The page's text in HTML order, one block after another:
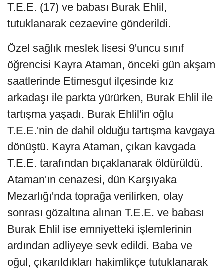
T.E.E. (17) ve babası Burak Ehlil,
tutuklanarak cezaevine gönderildi.
Özel sağlık meslek lisesi 9'uncu sınıf
öğrencisi Kayra Ataman, önceki gün akşam
saatlerinde Etimesgut ilçesinde kız
arkadaşı ile parkta yürürken, Burak Ehlil ile
tartışma yaşadı. Burak Ehlil'in oğlu
T.E.E.'nin de dahil olduğu tartışma kavgaya
dönüştü. Kayra Ataman, çıkan kavgada
T.E.E. tarafından bıçaklanarak öldürüldü.
Ataman'ın cenazesi, dün Karşıyaka
Mezarlığı'nda toprağa verilirken, olay
sonrası gözaltına alınan T.E.E. ve babası
Burak Ehlil ise emniyetteki işlemlerinin
ardından adliyeye sevk edildi. Baba ve
oğul, çıkarıldıkları hakimlikçe tutuklanarak